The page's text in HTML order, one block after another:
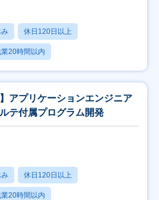
休日120日以上
業20時間以内
アプリケーションエンジニア
テ付属プログラム開発
休日120日以上
業20時間以内